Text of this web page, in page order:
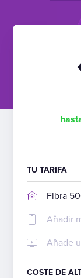
TU TARIFA
Fibra
Añadir
Añade
COSTE DE